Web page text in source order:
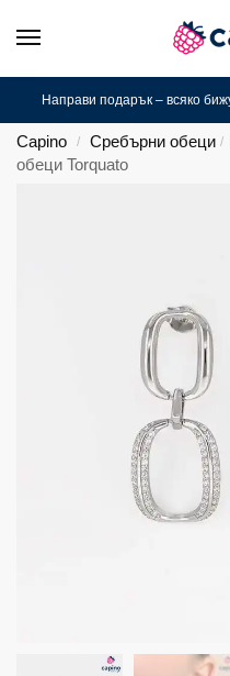
Направи подарък – всяко
Capino / Сребърни обеци /
обеци Torquato